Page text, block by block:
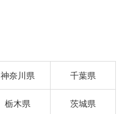
神奈川県 千葉県
栃木県 茨城県